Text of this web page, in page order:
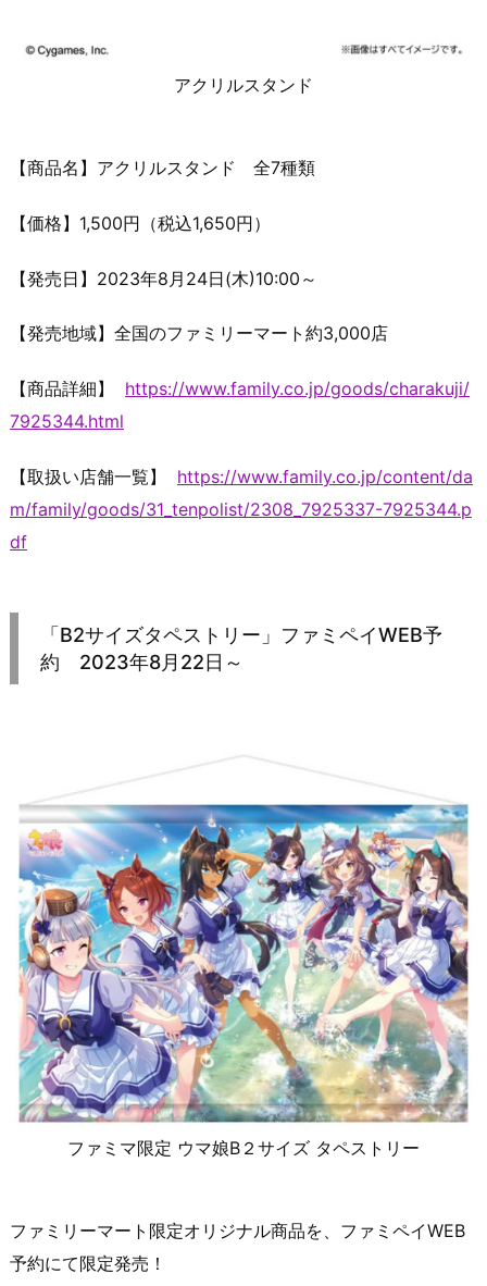
アクリルスタンド
【商品名】アクリルスタンド 全7種類
【価格】1,500円（税込1,650円）
【発売日】2023年8月24日(木)10:00～
【発売地域】全国のファミリーマート約3,000店
【商品詳細】
https://www.family.co.jp/goods/charakuji/
7925344.html
【取扱い店舗一覧】
https://www.family.co.jp/content/da
m/family/goods/31_tenpolist/2308_7925337-7925344.p
df
「B2サイズタペストリー」ファミペイWEB予
約 2023年8月22日～
ファミマ限定 ウマ娘B２サイズ タペストリー
ファミリーマート限定オリジナル商品を、ファミペイWEB
予約にて限定発売！